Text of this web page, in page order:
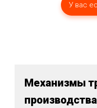
У вас
Механизмы